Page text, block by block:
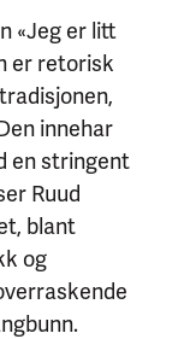
«Jeg er litt
er retorisk
innehar
en stringent
Ruud
blant
og